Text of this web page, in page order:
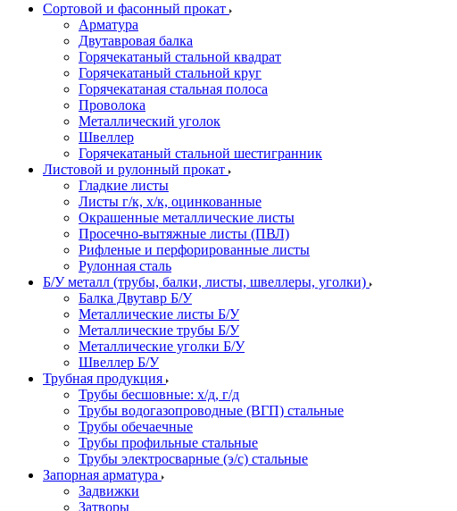
Сортовой и фасонный прокат
Арматура
Двутавровая балка
Горячекатаный стальной квадрат
Горячекатаный стальной круг
Горячекатаная стальная полоса
Проволока
Металлический уголок
Швеллер
Горячекатаный стальной шестигранник
Листовой и рулонный прокат
Гладкие листы
Листы г/к, х/к, оцинкованные
Окрашенные металлические листы
Просечно-вытяжные листы (ПВЛ)
Рифленые и перфорированные листы
Рулонная сталь
Б/У металл (трубы, балки, листы, швеллеры, уголки)
Балка Двутавр Б/У
Металлические листы Б/У
Металлические трубы Б/У
Металлические уголки Б/У
Швеллер Б/У
Трубная продукция
Трубы бесшовные: х/д, г/д
Трубы водогазопроводные (ВГП) стальные
Трубы обечаечные
Трубы профильные стальные
Трубы электросварные (э/с) стальные
Запорная арматура
Задвижки
Затворы